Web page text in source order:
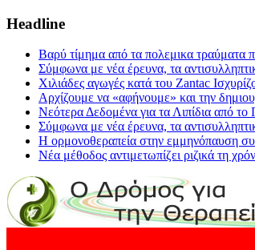
Headline
Βαρύ τίμημα από τα πολεμικα τραύματα
Σύμφωνα με νέα έρευνα, τα
Χιλιάδες αγωγές κατά του Zantac
Αρχίζουμε να «αφήνουμε» και την
Νεότερα Δεδομένα για τα Λιπίδια από
Σύμφωνα με νέα έρευνα, τα
Η ορμονοθεραπεία στην εμμηνόπαυση
Νέα μέθοδος αντιμετωπίζει ριζικά τη